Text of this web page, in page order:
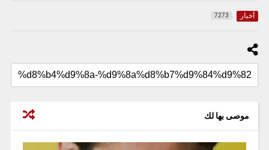
أخبار 7273
موصى بها لك